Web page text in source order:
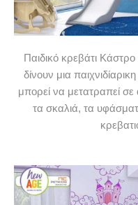
Παιδικό κρεβάτι
δίνουν μια
μπορεί να μετατραπεί
τα σκαλιά, τα